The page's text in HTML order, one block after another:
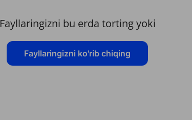
Fayllaringizni bu erda torting yoki
Fayllaringizni ko'rib chiqing